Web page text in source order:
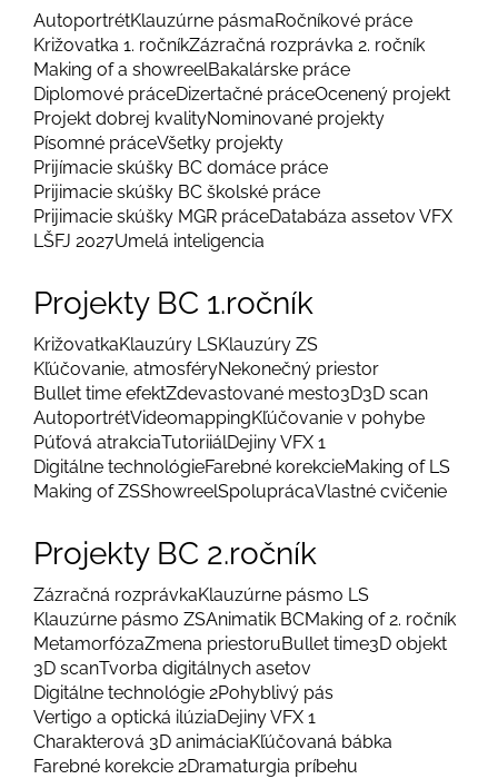
AutoportrétKlauzúrne pásmaRočníkové práce
Križovatka 1. ročníkZázračná rozprávka 2. ročník
Making of a showreelBakalárske práce
Diplomové práceDizertačné práceOcenený projekt
Projekt dobrej kvalityNominované projekty
Písomné práceVšetky projekty
Prijímacie skúšky BC domáce práce
Prijimacie skúšky BC školské práce
Prijimacie skúšky MGR práceDatabáza assetov VFX
LŠFJ 2027Umelá inteligencia
Projekty BC 1.ročník
KrižovatkaKlauzúry LSKlauzúry ZS
Kľúčovanie, atmosféryNekonečný priestor
Bullet time efektZdevastované mesto3D3D scan
AutoportrétVideomappingKľúčovanie v pohybe
Púťová atrakciaTutoriiálDejiny VFX 1
Digitálne technológieFarebné korekcieMaking of LS
Making of ZSShowreelSpoluprácaVlastné cvičenie
Projekty BC 2.ročník
Zázračná rozprávkaKlauzúrne pásmo LS
Klauzúrne pásmo ZSAnimatik BCMaking of 2. ročník
MetamorfózaZmena priestoruBullet time3D objekt
3D scanTvorba digitálnych asetov
Digitálne technológie 2Pohyblivý pás
Vertigo a optická ilúziaDejiny VFX 1
Charakterová 3D animáciaKľúčovaná bábka
Farebné korekcie 2Dramaturgia príbehu